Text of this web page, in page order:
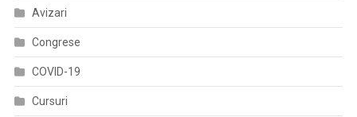
Avizari
Congrese
COVID-19
Cursuri